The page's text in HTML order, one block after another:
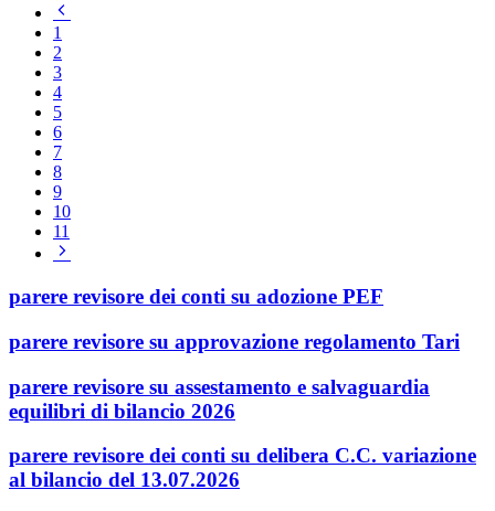
1
2
3
4
5
6
7
8
9
10
11
parere revisore dei conti su adozione PEF
parere revisore su approvazione regolamento Tari
parere revisore su assestamento e salvaguardia
equilibri di bilancio 2026
parere revisore dei conti su delibera C.C. variazione
al bilancio del 13.07.2026